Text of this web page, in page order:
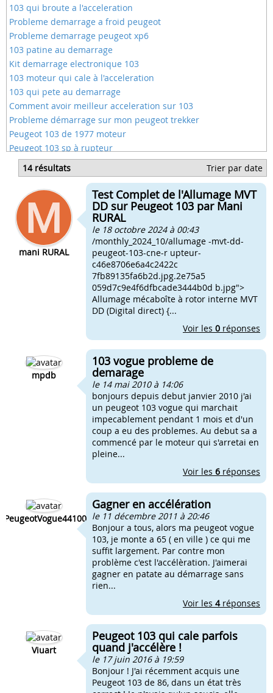
103 qui broute a l'acceleration
Probleme demarrage a froid peugeot
Probleme demarrage peugeot xp6
103 patine au demarrage
Kit demarrage electronique 103
103 moteur qui cale à l'acceleration
103 qui pete au demarrage
Comment avoir meilleur acceleration sur 103
Probleme démarrage sur mon peugeot trekker
Peugeot 103 de 1977 moteur
Peugeot 103 sp à rupteur
Peugeot 103 v de 1977
Phares avant pour 103 peugeot
Variateur polini pour peugeot 103
103 chopper peugeot mobylette
14 résultats Trier par date
mani RURAL
Test Complet de l'Allumage MVT
DD sur Peugeot 103 par Mani
RURAL
le 18 octobre 2024 à 00:43
/monthly_2024_10/allumage -mvt-dd-
peugeot-103-cne-r upteur-
c46e8706e6a4c2422c
7fb89135fa6b2d.jpg.2e75a5
059d7c9e4f6dfbcade3444b0d b.jpg">
Allumage mécaboîte à rotor interne MVT
DD (Digital direct) {...
Voir les 0 réponses
mpdb
103 vogue probleme de
demarage
le 14 mai 2010 à 14:06
bonjours depuis debut janvier 2010 j'ai
un peugeot 103 vogue qui marchait
impecablement pendant 1 mois et d'un
coup a eu des problemes. Au debut sa a
commencé par le moteur qui s'arretai en
pleine...
Voir les 6 réponses
PeugeotVogue44100
Gagner en accélération
le 11 décembre 2011 à 20:46
Bonjour a tous, alors ma peugeot vogue
103, je monte a 65 ( en ville ) ce qui me
suffit largement. Par contre mon
problème c'est l'accélèration. J'aimerai
gagner en patate au démarrage sans
rien...
Voir les 4réponses
Viuart
Peugeot 103 qui cale parfois
quand j'accélère !
le 17 juin 2016 à 19:59
Bonjour ! J'ai récemment acquis une
Peugeot 103 de 86, dans un état très